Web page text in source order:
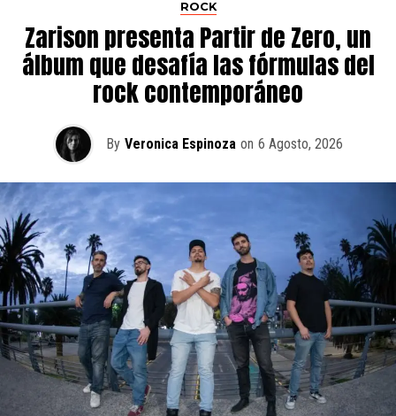
ROCK
Zarison presenta Partir de Zero, un
álbum que desafía las fórmulas del
rock contemporáneo
By Veronica Espinoza on 6 Agosto, 2026